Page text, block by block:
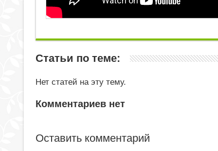
Статьи по теме:
Нет статей на эту тему.
Комментариев нет
Оставить комментарий